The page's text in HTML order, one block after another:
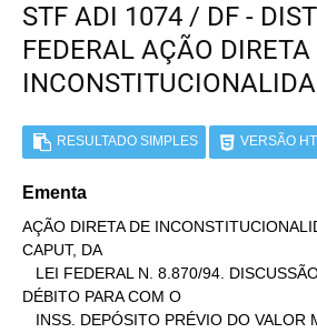
STF ADI 1074 / DF -
FEDERAL AÇÃO DIRETA
RESULTADO SIMPLES VERSÃO
Ementa
AÇÃO DIRETA DE
CAPUT, DA
DÉBITO PARA COM O